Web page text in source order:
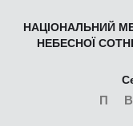
НАЦІОНАЛЬНИЙ
НЕБЕСНОЇ
П В